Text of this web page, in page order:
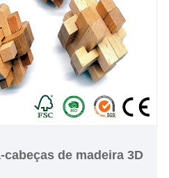
de madeira 3D